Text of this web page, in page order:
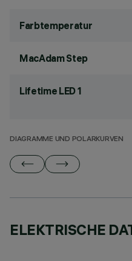
Farbtemperatur
MacAdam Step
Lifetime LED 1
DIAGRAMME UND POLARKURVEN
ELEKTRISCHE